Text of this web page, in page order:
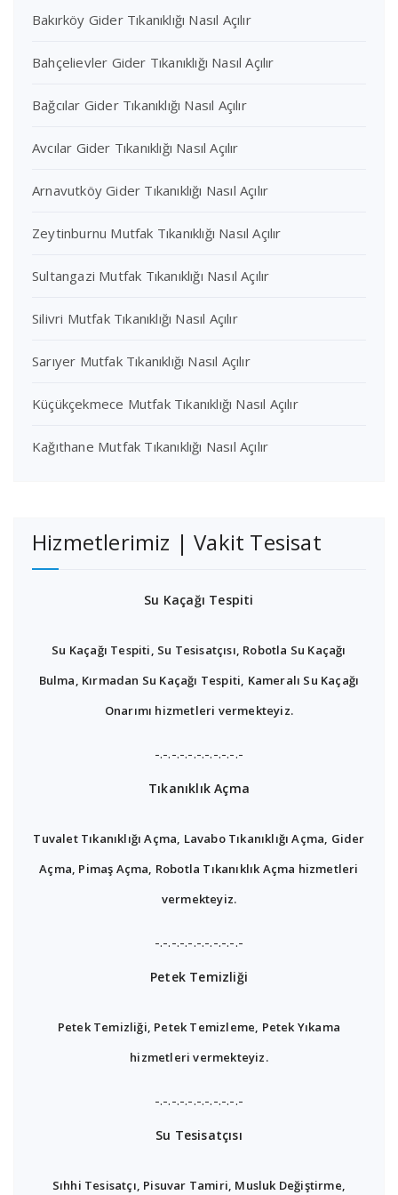
Bakırköy Gider Tıkanıklığı Nasıl Açılır
Bahçelievler Gider Tıkanıklığı Nasıl Açılır
Bağcılar Gider Tıkanıklığı Nasıl Açılır
Avcılar Gider Tıkanıklığı Nasıl Açılır
Arnavutköy Gider Tıkanıklığı Nasıl Açılır
Zeytinburnu Mutfak Tıkanıklığı Nasıl Açılır
Sultangazi Mutfak Tıkanıklığı Nasıl Açılır
Silivri Mutfak Tıkanıklığı Nasıl Açılır
Sarıyer Mutfak Tıkanıklığı Nasıl Açılır
Küçükçekmece Mutfak Tıkanıklığı Nasıl Açılır
Kağıthane Mutfak Tıkanıklığı Nasıl Açılır
Hizmetlerimiz | Vakit Tesisat
Su Kaçağı Tespiti
Su Kaçağı Tespiti, Su Tesisatçısı, Robotla Su Kaçağı
Bulma, Kırmadan Su Kaçağı Tespiti, Kameralı Su Kaçağı
Onarımı hizmetleri vermekteyiz.
-.-.-.-.-.-.-.-.-.-.-
Tıkanıklık Açma
Tuvalet Tıkanıklığı Açma, Lavabo Tıkanıklığı Açma, Gider
Açma, Pimaş Açma, Robotla Tıkanıklık Açma hizmetleri
vermekteyiz.
-.-.-.-.-.-.-.-.-.-.-
Petek Temizliği
Petek Temizliği, Petek Temizleme, Petek Yıkama
hizmetleri vermekteyiz.
-.-.-.-.-.-.-.-.-.-.-
Su Tesisatçısı
Sıhhi Tesisatçı, Pisuvar Tamiri, Musluk Değiştirme,